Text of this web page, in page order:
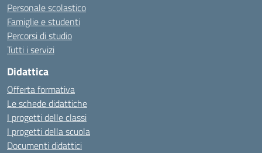
Personale scolastico
Famiglie e studenti
Percorsi di studio
Tutti i servizi
Didattica
Offerta formativa
Le schede didattiche
I progetti delle classi
I progetti della scuola
Documenti didattici